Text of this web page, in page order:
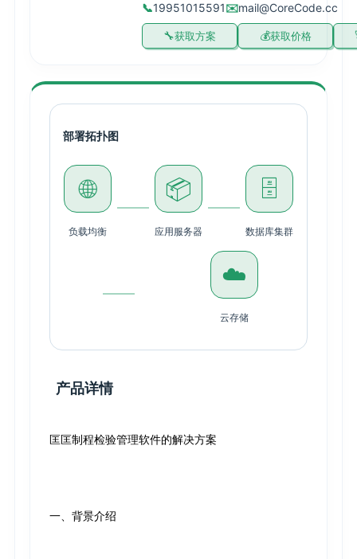
📞19951015591✉️mail@CoreCode.cc
获取方案 获取价格
部署拓扑图
🌐
负载均衡
📦
应用服务器
🗄️
数据库集群
☁️
云存储
产品详情
匡匡制程检验管理软件的解决方案
一、背景介绍